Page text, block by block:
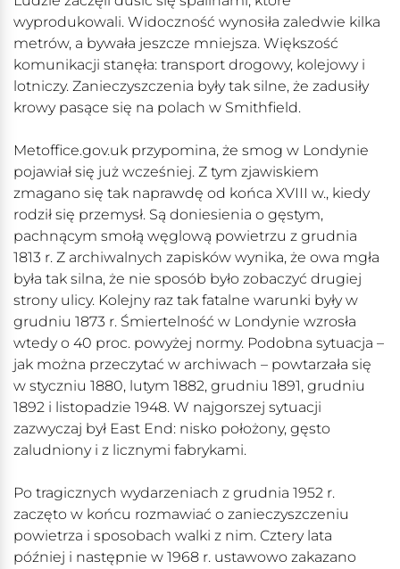
wyprodukowali. Widoczność wynosiła zaledwie kilka
metrów, a bywała jeszcze mniejsza. Większość
komunikacji stanęła: transport drogowy, kolejowy i
lotniczy. Zanieczyszczenia były tak silne, że zadusiły
krowy pasące się na polach w Smithfield.
Metoffice.gov.uk przypomina, że smog w Londynie
pojawiał się już wcześniej. Z tym zjawiskiem
zmagano się tak naprawdę od końca XVIII w., kiedy
rodził się przemysł. Są doniesienia o gęstym,
pachnącym smołą węglową powietrzu z grudnia
1813 r. Z archiwalnych zapisków wynika, że owa mgła
była tak silna, że nie sposób było zobaczyć drugiej
strony ulicy. Kolejny raz tak fatalne warunki były w
grudniu 1873 r. Śmiertelność w Londynie wzrosła
wtedy o 40 proc. powyżej normy. Podobna sytuacja –
jak można przeczytać w archiwach – powtarzała się
w styczniu 1880, lutym 1882, grudniu 1891, grudniu
1892 i listopadzie 1948. W najgorszej sytuacji
zazwyczaj był East End: nisko położony, gęsto
zaludniony i z licznymi fabrykami.
Po tragicznych wydarzeniach z grudnia 1952 r.
zaczęto w końcu rozmawiać o zanieczyszczeniu
powietrza i sposobach walki z nim. Cztery lata
później i następnie w 1968 r. ustawowo zakazano